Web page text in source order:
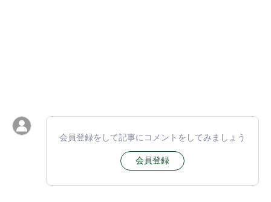
会員登録をして記事にコメントをしてみましょう
会員登録